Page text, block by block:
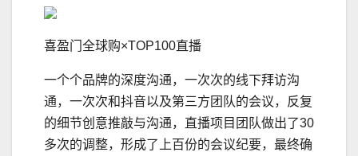
喜盈门全球购×TOP100直播
一个个品牌的深度沟通，一次次的线下拜访沟
通，一次次和抖音以及第三方团队的会议，反复
的细节创意推敲与沟通，直播项目团队做出了30
多次的调整，形成了上百份的会议纪要，最终确